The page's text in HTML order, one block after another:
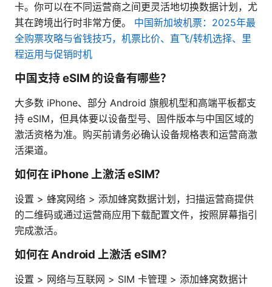
卡。你可以在不同运营商之间更灵活地切换数据计划，尤
其在跨境出行时非常方便。 中国新加坡机票：2025年最
全购票攻略与省钱技巧，机票比价、直飞/转机选择、里
程运用与促销时机
中国支持 eSIM 的设备有哪些？
大多数 iPhone、部分 Android 旗舰机型和高端平板都支
持 eSIM，但具体要以设备型号、固件版本与中国区域的
激活资格为准。购买前请务必确认设备规格表和运营商激
活渠道。
如何在 iPhone 上激活 eSIM？
设置 > 蜂窝网络 > 添加蜂窝数据计划，扫描运营商提供
的二维码或通过运营商应用下载配置文件，按照屏幕指引
完成激活。
如何在 Android 上激活 eSIM？
设置 > 网络与互联网 > SIM 卡管理 > 添加蜂窝数据计